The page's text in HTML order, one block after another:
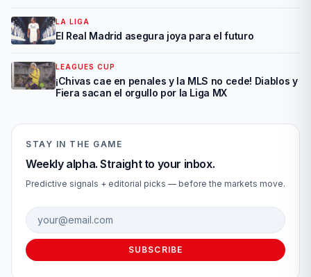
LA LIGA
El Real Madrid asegura joya para el futuro
LEAGUES CUP
¡Chivas cae en penales y la MLS no cede! Diablos y
Fiera sacan el orgullo por la Liga MX
STAY IN THE GAME
Weekly alpha. Straight to your inbox.
Predictive signals + editorial picks — before the markets move.
Email address
SUBSCRIBE